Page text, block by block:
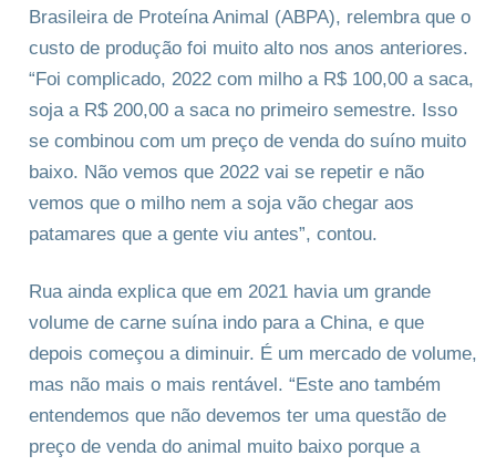
Brasileira de Proteína Animal (ABPA), relembra que o
custo de produção foi muito alto nos anos anteriores.
“Foi complicado, 2022 com milho a R$ 100,00 a saca,
soja a R$ 200,00 a saca no primeiro semestre. Isso
se combinou com um preço de venda do suíno muito
baixo. Não vemos que 2022 vai se repetir e não
vemos que o milho nem a soja vão chegar aos
patamares que a gente viu antes”, contou.
Rua ainda explica que em 2021 havia um grande
volume de carne suína indo para a China, e que
depois começou a diminuir. É um mercado de volume,
mas não mais o mais rentável. “Este ano também
entendemos que não devemos ter uma questão de
preço de venda do animal muito baixo porque a